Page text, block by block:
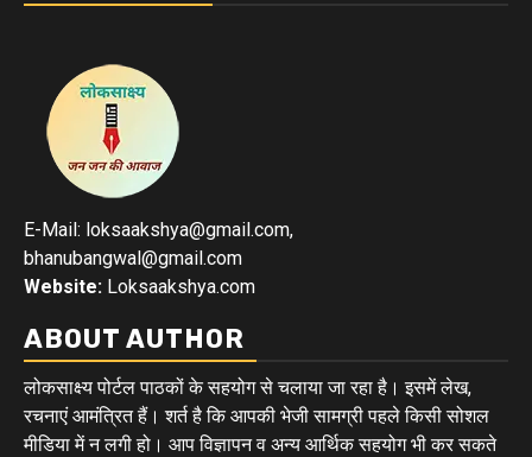
E-Mail: loksaakshya@gmail.com,
bhanubangwal@gmail.com
Website: Loksaakshya.com
ABOUT AUTHOR
लोकसाक्ष्य पोर्टल पाठकों के सहयोग से चलाया जा रहा है। इसमें लेख,
रचनाएं आमंत्रित हैं। शर्त है कि आपकी भेजी सामग्री पहले किसी सोशल
मीडिया में न लगी हो। आप विज्ञापन व अन्य आर्थिक सहयोग भी कर सकते